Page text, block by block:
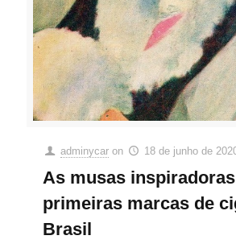
adminycar on 18 de junho de
As musas
primeiras marcas de
Brasil